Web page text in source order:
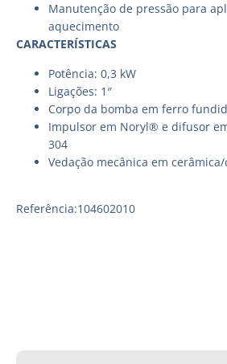
Manutenção de pressão para
aquecimento
CARACTERÍSTICAS
Potência: 0,3 kW
Ligações: 1″
Corpo da bomba em ferro
Impulsor em Noryl® e difusor
304
Vedação mecânica em
Referência:104602010